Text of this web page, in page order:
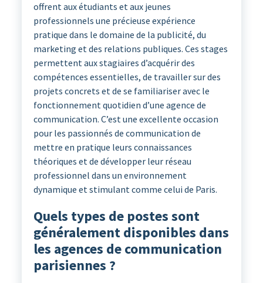
offrent aux étudiants et aux jeunes
professionnels une précieuse expérience
pratique dans le domaine de la publicité, du
marketing et des relations publiques. Ces stages
permettent aux stagiaires d’acquérir des
compétences essentielles, de travailler sur des
projets concrets et de se familiariser avec le
fonctionnement quotidien d’une agence de
communication. C’est une excellente occasion
pour les passionnés de communication de
mettre en pratique leurs connaissances
théoriques et de développer leur réseau
professionnel dans un environnement
dynamique et stimulant comme celui de Paris.
Quels types de postes sont
généralement disponibles dans
les agences de communication
parisiennes ?